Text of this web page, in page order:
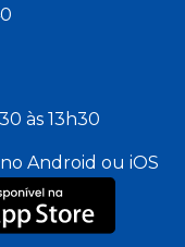
às 13h30
Android ou iOS